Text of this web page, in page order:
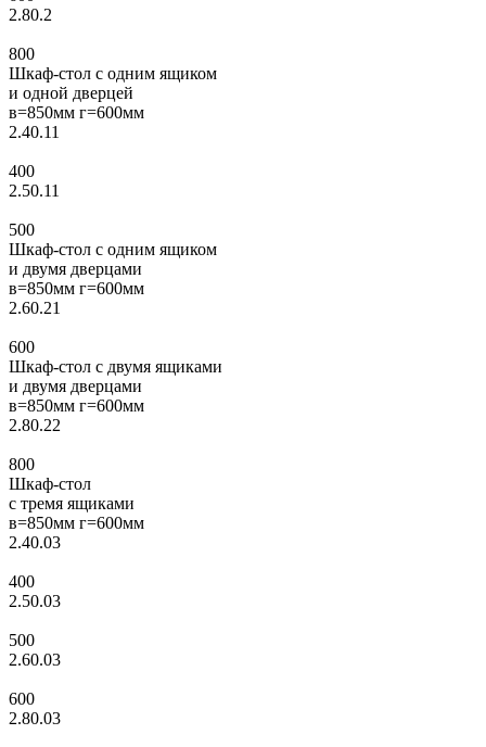
2.80.2
800
Шкаф-стол с одним ящиком
и одной дверцей
в=850мм г=600мм
2.40.11
400
2.50.11
500
Шкаф-стол с одним ящиком
и двумя дверцами
в=850мм г=600мм
2.60.21
600
Шкаф-стол с двумя ящиками
и двумя дверцами
в=850мм г=600мм
2.80.22
800
Шкаф-стол
с тремя ящиками
в=850мм г=600мм
2.40.03
400
2.50.03
500
2.60.03
600
2.80.03